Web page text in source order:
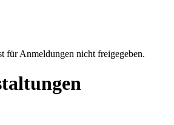
für Anmeldungen nicht freigegeben.